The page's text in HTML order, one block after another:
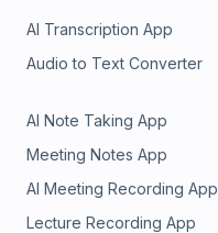
AI Transcription App
Audio to Text Converter
AI Note Taking App
Meeting Notes App
AI Meeting Recording App
Lecture Recording App